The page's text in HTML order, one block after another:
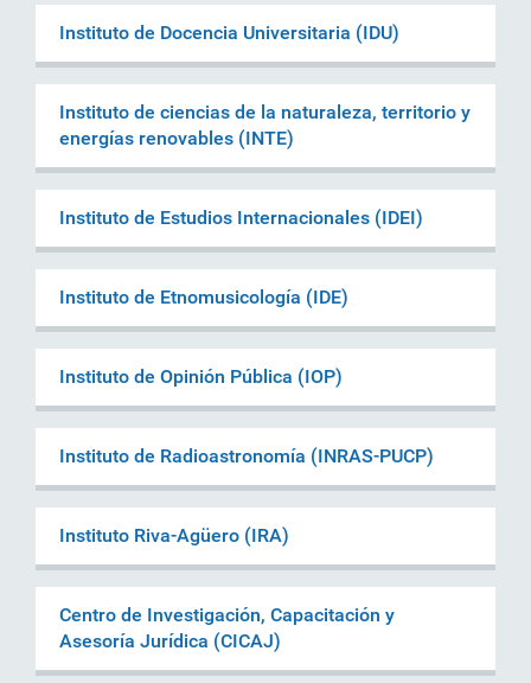
Instituto de Docencia Universitaria (IDU)
Instituto de ciencias de la naturaleza, territorio y
energías renovables (INTE)
Instituto de Estudios Internacionales (IDEI)
Instituto de Etnomusicología (IDE)
Instituto de Opinión Pública (IOP)
Instituto de Radioastronomía (INRAS-PUCP)
Instituto Riva-Agüero (IRA)
Centro de Investigación, Capacitación y
Asesoría Jurídica (CICAJ)